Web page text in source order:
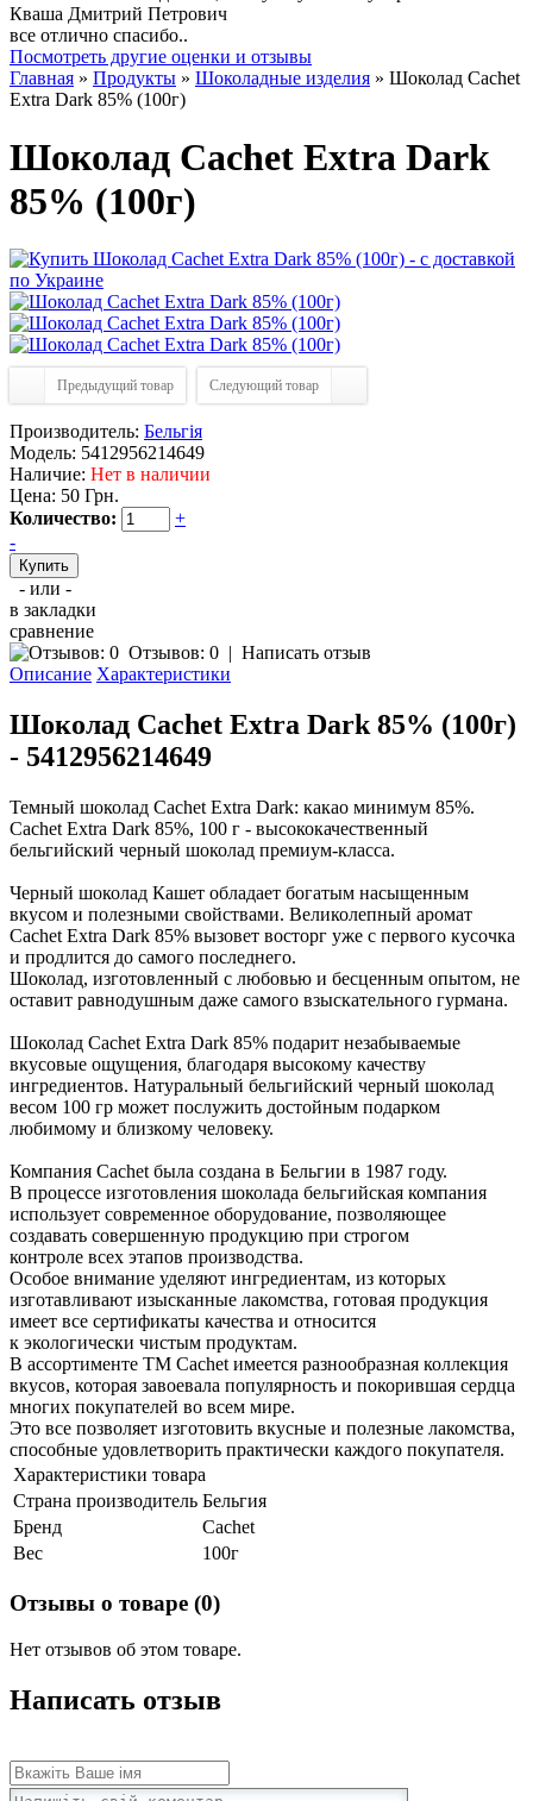
Кваша Дмитрий Петрович
все отлично спасибо..
Посмотреть другие оценки и отзывы
Главная » Продукты » Шоколадные изделия » Шоколад Cachet
Extra Dark 85% (100г)
Шоколад Cachet Extra Dark
85% (100г)
Предыдущий товар Следующий товар
Производитель: Бельгія
Модель: 5412956214649
Наличие: Нет в наличии
Цена: 50 Грн.
Количество:
+
-
- или -
в закладки
сравнение
Отзывов: 0 | Написать отзыв
Описание Характеристики
Шоколад Cachet Extra Dark 85% (100г)
- 5412956214649
Темный шоколад Cachet Extra Dark: какао минимум 85%.
Cachet Extra Dark 85%, 100 г - высококачественный
бельгийский черный шоколад премиум-класса.
Черный шоколад Кашет обладает богатым насыщенным
вкусом и полезными свойствами. Великолепный аромат
Cachet Extra Dark 85% вызовет восторг уже с первого кусочка
и продлится до самого последнего.
Шоколад, изготовленный с любовью и бесценным опытом, не
оставит равнодушным даже самого взыскательного гурмана.
Шоколад Cachet Extra Dark 85% подарит незабываемые
вкусовые ощущения, благодаря высокому качеству
ингредиентов. Натуральный бельгийский черный шоколад
весом 100 гр может послужить достойным подарком
любимому и близкому человеку.
Компания Cachet была создана в Бельгии в 1987 году.
В процессе изготовления шоколада бельгийская компания
использует современное оборудование, позволяющее
создавать совершенную продукцию при строгом
контроле всех этапов производства.
Особое внимание уделяют ингредиентам, из которых
изготавливают изысканные лакомства, готовая продукция
имеет все сертификаты качества и относится
к экологически чистым продуктам.
В ассортименте ТМ Cachet имеется разнообразная коллекция
вкусов, которая завоевала популярность и покорившая сердца
многих покупателей во всем мире.
Это все позволяет изготовить вкусные и полезные лакомства,
способные удовлетворить практически каждого покупателя.
Характеристики товара
Страна производитель Бельгия
Бренд
Cachet
Вес
100г
Отзывы о товаре (0)
Нет отзывов об этом товаре.
Написать отзыв